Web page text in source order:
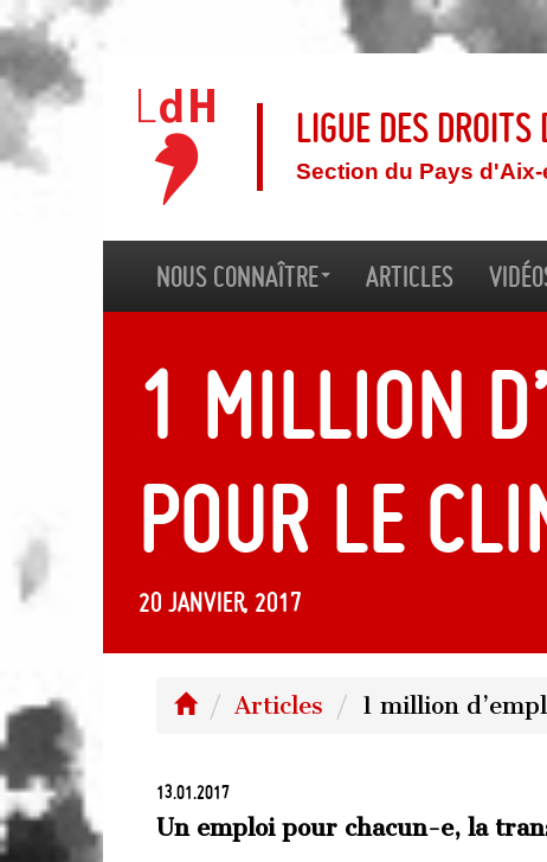
Ligue des droits
Section du Pays
Nous connaître Articles
1 million
pour le
20 janvier, 2017
Articles 1 million
13.01.2017
Un emploi pour chacun-e, la